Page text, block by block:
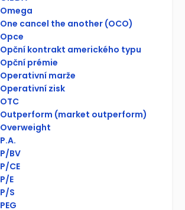
Omega
One cancel the another (OCO)
Opce
Opční kontrakt amerického typu
Opční prémie
Operativní marže
Operativní zisk
OTC
Outperform (market outperform)
Overweight
P.A.
P/BV
P/CE
P/E
P/S
PEG